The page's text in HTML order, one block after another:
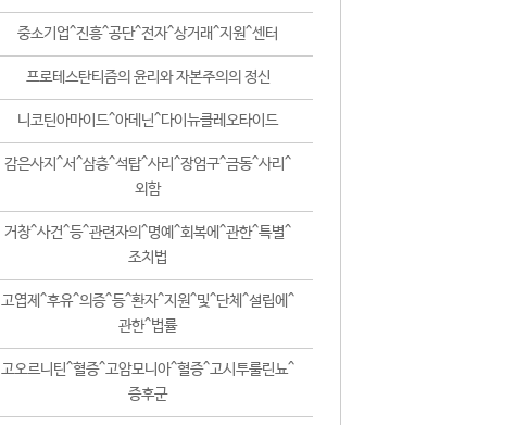
중소기업^진흥^공단^전자^상거래^지원^센터
프로테스탄티즘의 윤리와 자본주의의 정신
니코틴아마이드^아데닌^다이뉴클레오타이드
감은사지^서^삼층^석탑^사리^장엄구^금동^사리^
외함
거창^사건^등^관련자의^명예^회복에^관한^특별^
조치법
고엽제^후유^의증^등^환자^지원^및^단체^설립에^
관한^법률
고오르니틴^혈증^고암모니아^혈증^고시투룰린뇨^
증후군